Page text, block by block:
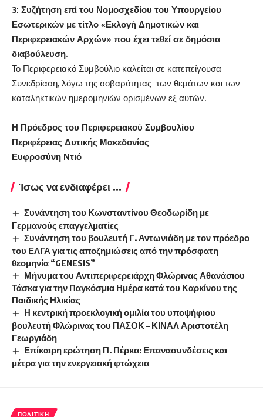
3: Συζήτηση επί του Νομοσχεδίου του Υπουργείου
Εσωτερικών με τίτλο «Εκλογή Δημοτικών και
Περιφερειακών Αρχών» που έχει τεθεί σε δημόσια
διαβούλευση.
Το Περιφερειακό Συμβούλιο καλείται σε κατεπείγουσα
Συνεδρίαση, λόγω της σοβαρότητας των θεμάτων και των
καταληκτικών ημερομηνιών ορισμένων εξ αυτών.
Η Πρόεδρος του Περιφερειακού Συμβουλίου
Περιφέρειας Δυτικής Μακεδονίας
Ευφροσύνη Ντιό
Ίσως να ενδιαφέρει ...
Συνάντηση του Κωνσταντίνου Θεοδωρίδη με
Γερμανούς επαγγελματίες
Συνάντηση του βουλευτή Γ. Αντωνιάδη με τον πρόεδρο
του ΕΛΓΑ για τις αποζημιώσεις από την πρόσφατη
θεομηνία “GENESIS”
Μήνυμα του Αντιπεριφερειάρχη Φλώρινας Αθανάσιου
Τάσκα για την Παγκόσμια Ημέρα κατά του Καρκίνου της
Παιδικής Ηλικίας
Η κεντρική προεκλογική ομιλία του υποψήφιου
βουλευτή Φλώρινας του ΠΑΣΟΚ – ΚΙΝΑΛ Αριστοτέλη
Γεωργιάδη
Επίκαιρη ερώτηση Π. Πέρκα: Επανασυνδέσεις και
μέτρα για την ενεργειακή φτώχεια
ΠΟΛΙΤΙΚΉ